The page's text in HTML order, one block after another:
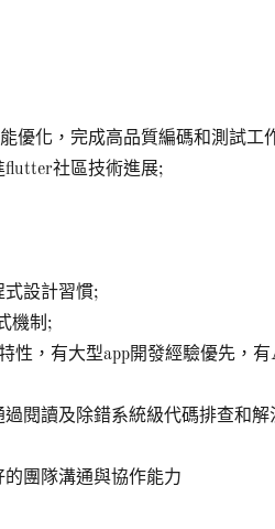
優化，完成高品質編碼和測試工
flutter社區技術進展;
式設計習慣;
機制;
性，有大型app開發經驗優先，有
閱讀及除錯系統級代碼排查和解
團隊溝通與協作能力